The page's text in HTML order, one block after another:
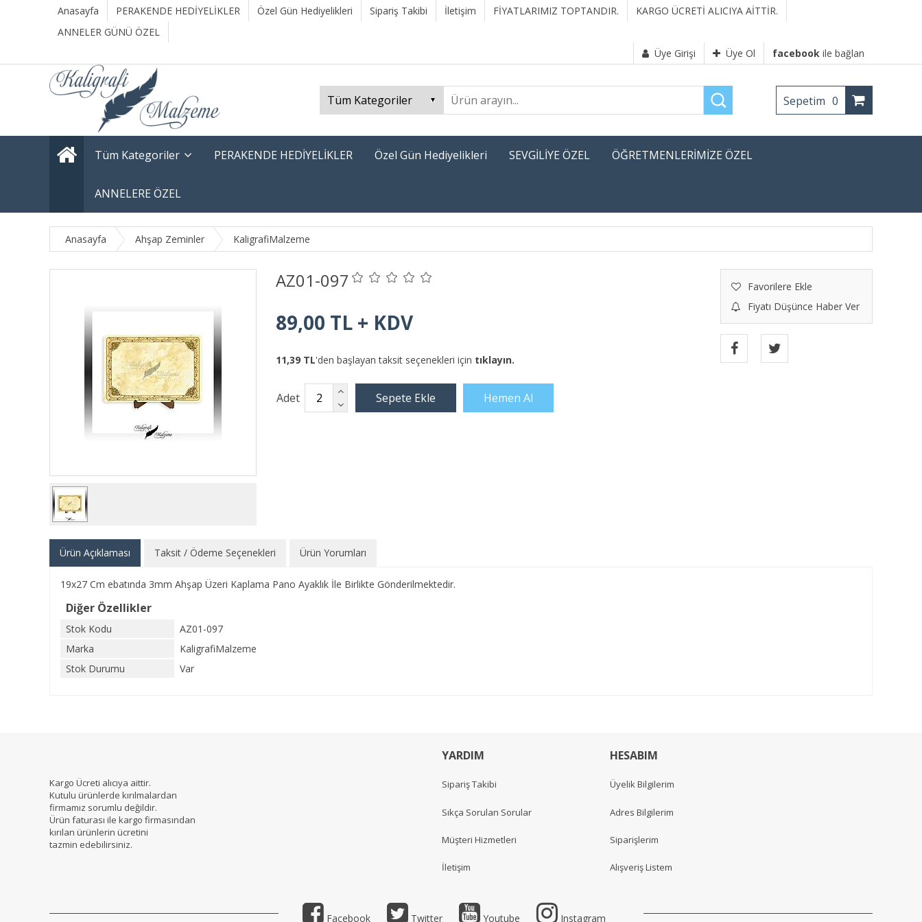
Anasayfa PERAKENDE HEDİYELİKLER Özel Gün Hediyelikleri Sipariş Takibi İletişim FİYATLARIMIZ TOPTANDIR.
KARGO ÜCRETİ ALICIYA AİTTİR.
ANNELER GÜNÜ ÖZEL
Üye Girişi
Üye Ol facebook ile bağlan
Sepetim 0
Tüm Kategoriler PERAKENDE HEDİYELİKLER Özel Gün Hediyelikleri SEVGİLİYE ÖZEL ÖĞRETMENLERİMİZE ÖZEL
ANNELERE ÖZEL
Anasayfa Ahşap Zeminler KaligrafiMalzeme
AZ01-097
Favorilere Ekle
Fiyatı Düşünce Haber Ver
89,00 TL + KDV
11,39 TL'den başlayan taksit seçenekleri için tıklayın.
Adet
Ürün Açıklaması Taksit / Ödeme Seçenekleri Ürün Yorumları
19x27 Cm ebatında 3mm Ahşap Üzeri Kaplama Pano Ayaklık İle Birlikte Gönderilmektedir.
Diğer Özellikler
Stok Kodu
AZ01-097
Marka
KaligrafiMalzeme
Stok Durumu
Var
Kargo Ücreti alıcıya aittir.
Kutulu ürünlerde kırılmalardan
firmamız sorumlu değildir.
Ürün faturası ile kargo firmasından
kırılan ürünlerin ücretini
tazmin edebilirsiniz.
YARDIM
Sipariş Takibi
Sıkça Sorulan Sorular
Müşteri Hizmetleri
İletişim
HESABIM
Üyelik Bilgilerim
Adres Bilgilerim
Siparişlerim
Alışveriş Listem
Facebook Twitter Youtube Instagram